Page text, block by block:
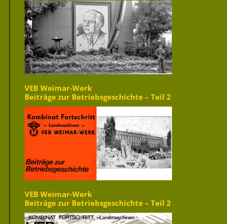
VEB Weimar-Werk
Beiträge zur Betriebsgeschichte – Teil 2
VEB Weimar-Werk
Beiträge zur Betriebsgeschichte – Teil 2